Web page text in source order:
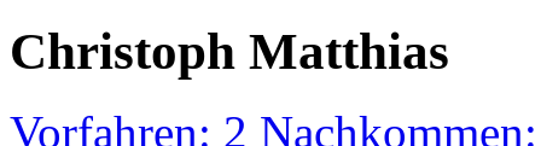
Christoph Matthias
Vorfahren: 2